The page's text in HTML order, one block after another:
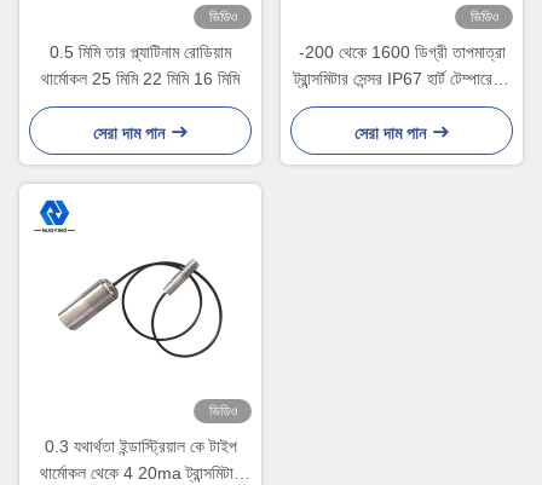
ভিডিও
0.5 মিমি তার প্ল্যাটিনাম রোডিয়াম
থার্মোকল 25 মিমি 22 মিমি 16 মিমি
সেরা দাম পান
ভিডিও
-200 থেকে 1600 ডিগ্রী তাপমাত্রা
ট্রান্সমিটার সেন্সর IP67 হার্ট টেম্পারেচার
ট্রান্সমিটার
সেরা দাম পান
ভিডিও
0.3 যথার্থতা ইন্ডাস্ট্রিয়াল কে টাইপ
থার্মোকল থেকে 4 20ma ট্রান্সমিটার